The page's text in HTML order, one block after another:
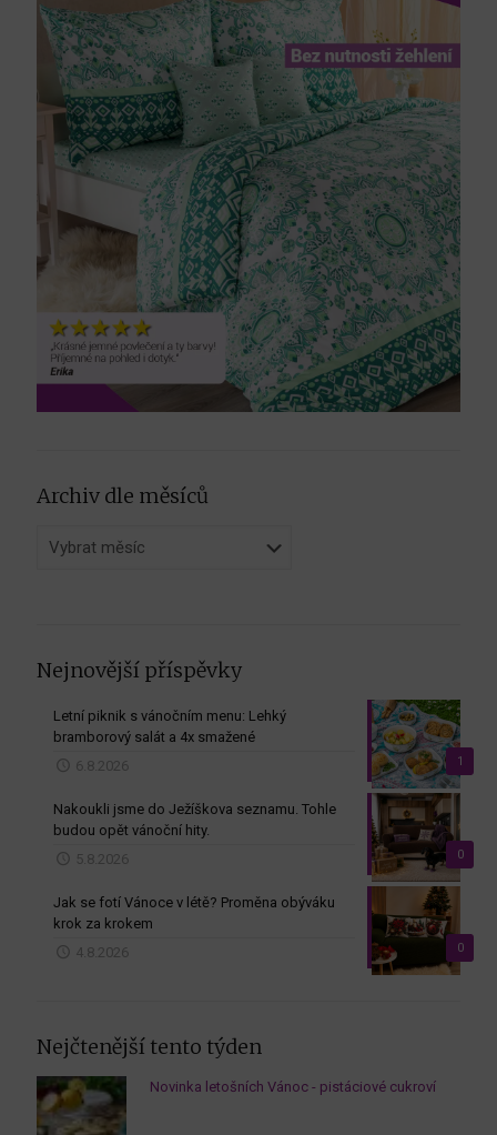
Archiv dle měsíců
dle
Nejnovější příspěvky
1
Letní piknik s vánočním menu: Lehký
bramborový salát a 4x smažené
6.8.2026
0
Nakoukli jsme do Ježíškova seznamu. Tohle
budou opět vánoční hity.
5.8.2026
0
Jak se fotí Vánoce v létě? Proměna obýváku
krok za krokem
4.8.2026
Nejčtenější tento týden
Novinka letošních Vánoc - pistáciové cukroví